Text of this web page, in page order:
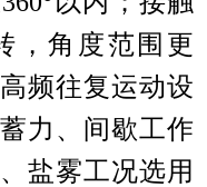
，角度范围更
频往复运动设
力、间歇工作
盐雾工况选用